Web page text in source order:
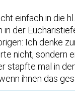
einfach in die
in der
Ich denke
nicht,
stapfte mal in
ihnen das